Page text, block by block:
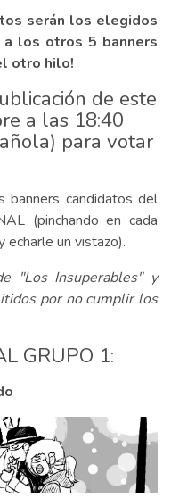
serán los elegidos
los otros 5 banners
otro hilo!
de este
a las 18:40
para votar
banners candidatos del
(pinchando en cada
echarle un vistazo).
"Los Insuperables" y
por no cumplir los
GRUPO 1: